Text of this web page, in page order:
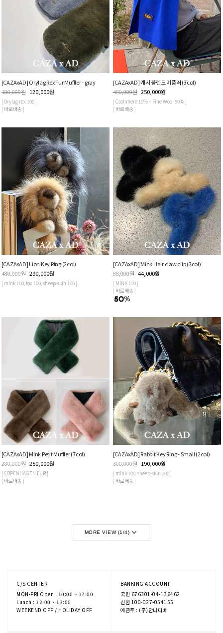
[CAZAxAD] Orylag Rex Fur Muffler - gray
180,000원 120,000원
[ Orylag rex 100 ]
[ 바로배송 ]
[CAZAxAD] 캐시 블렌드 머플러 (3col)
480,000원 250,000원
[ Cashmere 10% + Fine Wool 90% ]
[ 바로배송 ]
[CAZAxAD] Lion Key Ring (2col)
480,000원 290,000원
[ mink 100, fox 100, sheep-skin 100 ]
[CAZAxAD] Mink Hair claw clip (3col)
88,000원 44,000원
[ MINK 100 ]
[ 바로배송 ]
[CAZAxAD] Mink Petit Muffler (7col)
280,000원 250,000원
[ COPENHAGEN FUR ]
[ 바로배송 ]
[CAZAxAD] Rabbit Key Ring - Small (2col)
300,000원 190,000원
[ mink 100, sheep-skin 100 ]
[ 바로배송 ]
MORE VIEW (1 /4)
C/S CENTER
MON-FRI Open : 10:00 ~ 17:00
Lunch : 12:00 ~ 13:00
WEEKEND OFF / HOLIDAY OFF
BANKING ACCOUNT
국민 676301-04-136462
신한 100-027-054155
예금주 : (주)안나디바